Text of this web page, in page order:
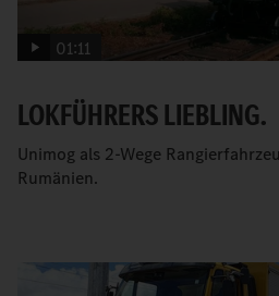
01:11
LOKFÜHRERS LIEBLING.
Unimog als 2-Wege
Rumänien.